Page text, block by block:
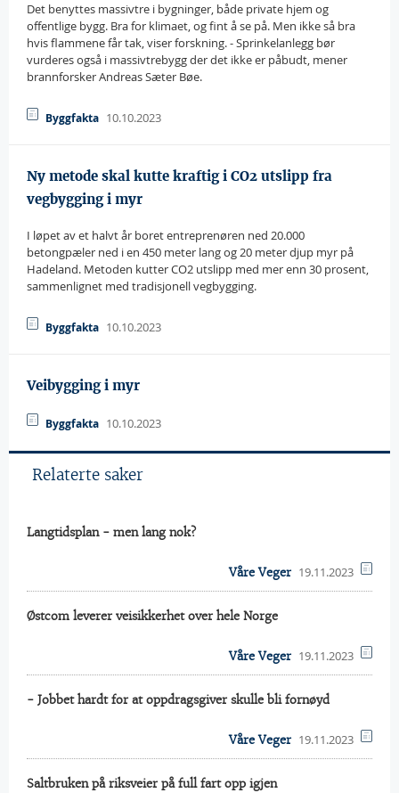
Det benyttes massivtre i bygninger, både private hjem og
offentlige bygg. Bra for klimaet, og fint å se på. Men ikke så bra
hvis flammene får tak, viser forskning. - Sprinkelanlegg bør
vurderes også i massivtrebygg der det ikke er påbudt, mener
brannforsker Andreas Sæter Bøe.
Byggfakta 10.10.2023
Ny metode skal kutte kraftig i CO2 utslipp fra
vegbygging i myr
I løpet av et halvt år boret entreprenøren ned 20.000
betongpæler ned i en 450 meter lang og 20 meter djup myr på
Hadeland. Metoden kutter CO2 utslipp med mer enn 30 prosent,
sammenlignet med tradisjonell vegbygging.
Byggfakta 10.10.2023
Veibygging i myr
Byggfakta 10.10.2023
Relaterte saker
Langtidsplan - men lang nok?
Våre Veger 19.11.2023
Østcom leverer veisikkerhet over hele Norge
Våre Veger 19.11.2023
- Jobbet hardt for at oppdragsgiver skulle bli fornøyd
Våre Veger 19.11.2023
Saltbruken på riksveier på full fart opp igjen